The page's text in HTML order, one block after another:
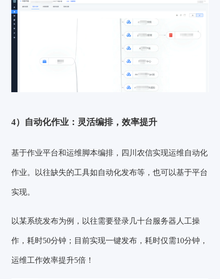
4）自动化作业：灵活编排，效率提升
基于作业平台和运维脚本编排，四川农信实现运维自动化
作业。以往缺失的工具如自动化发布等，也可以基于平台
实现。
以某系统发布为例，以往需要登录几十台服务器人工操
作，耗时50分钟 ；目前实现一键发布，耗时仅需10分钟 ，
运维工作效率提升5倍！